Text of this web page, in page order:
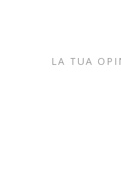
LA TUA